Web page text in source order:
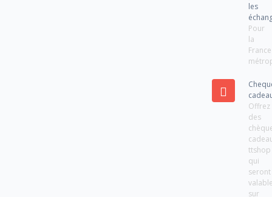
les
Pour
la
France
Offrez
des
ttshop
qui
seront
sur